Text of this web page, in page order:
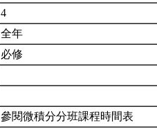
4
全年
必修
參閱微積分分班課程時間表